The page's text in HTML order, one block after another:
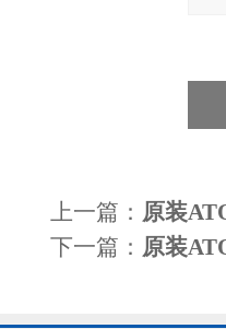
上一篇： 原装
下一篇： 原装